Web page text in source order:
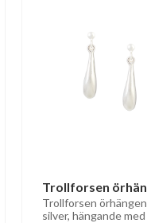
till i favoriter
Trollforsen
Trollforsen
silver, hängande